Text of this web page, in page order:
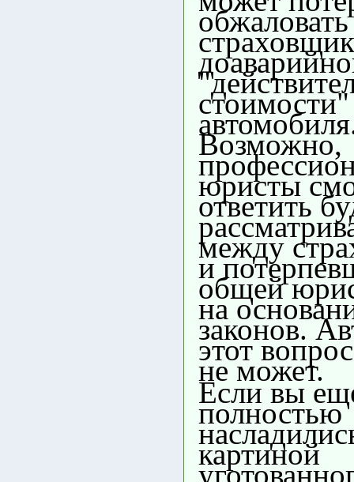
стоимости"
Возможно,
юристы
ответить
между
и
общей
на
законов.
этот
не может.
Если вы
полностью
картиной